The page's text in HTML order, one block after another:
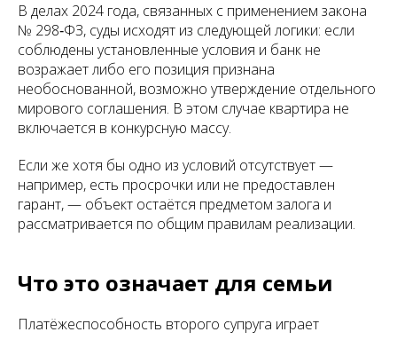
В делах 2024 года, связанных с применением закона
№ 298‑ФЗ, суды исходят из следующей логики: если
соблюдены установленные условия и банк не
возражает либо его позиция признана
необоснованной, возможно утверждение отдельного
мирового соглашения. В этом случае квартира не
включается в конкурсную массу.
Если же хотя бы одно из условий отсутствует —
например, есть просрочки или не предоставлен
гарант, — объект остаётся предметом залога и
рассматривается по общим правилам реализации.
Что это означает для семьи
Платёжеспособность второго супруга играет